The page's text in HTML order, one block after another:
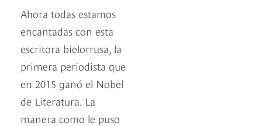
Ahora todas estamos
encantadas con esta
escritora bielorrusa, la
primera periodista que
en 2015 ganó el Nobel
de Literatura. La
manera como le puso